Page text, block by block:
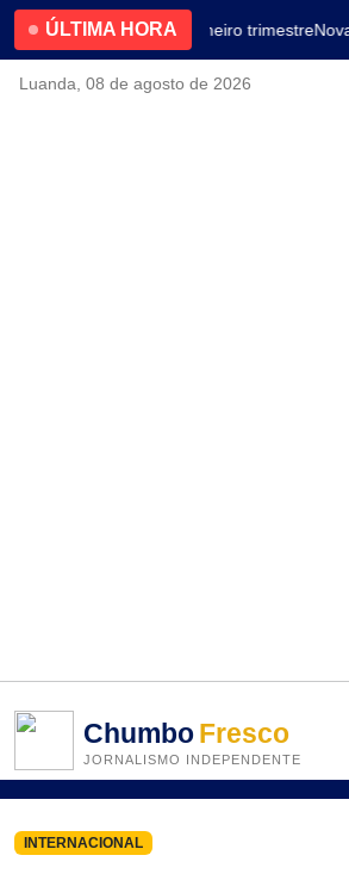
ÚLTIMA HORA4.2% no primeiro trimestre
Luanda, 08 de agosto de 2026
ChumboFresco
JORNALISMO INDEPENDENTE
INTERNACIONAL